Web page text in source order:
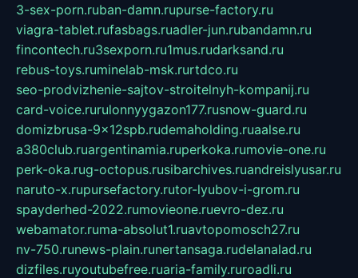
3-sex-porn.ruban-damn.rupurse-factory.ru
viagra-tablet.rufasbags.ruadler-jun.rubandamn.ru
fincontech.ru3sexporn.ru1mus.rudarksand.ru
rebus-toys.ruminelab-msk.rurtdco.ru
seo-prodvizhenie-sajtov-stroitelnyh-kompanij.ru
card-voice.rurulonnyygazon177.rusnow-guard.ru
domizbrusa-9x12spb.rudemaholding.ruaalse.ru
a380club.ruargentinamia.ruperkoka.rumovie-one.ru
perk-oka.rug-octopus.rusibarchives.ruandreislyusar.ru
naruto-x.rupursefactory.rutor-lyubov-i-grom.ru
spayderhed-2022.rumovieone.ruevro-dez.ru
webamator.ruma-absolut1.ruavtopomosch27.ru
nv-750.runews-plain.runertansaga.rudelanalad.ru
dizfiles.ruyoutubefree.ruaria-family.ruroadli.ru